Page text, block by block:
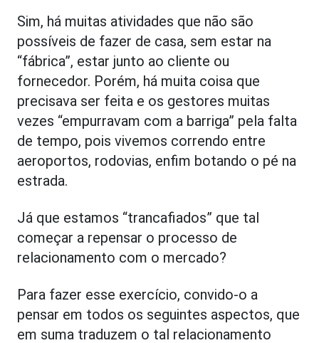
Sim, há muitas atividades que não são
possíveis de fazer de casa, sem estar na
“fábrica”, estar junto ao cliente ou
fornecedor. Porém, há muita coisa que
precisava ser feita e os gestores muitas
vezes “empurravam com a barriga” pela falta
de tempo, pois vivemos correndo entre
aeroportos, rodovias, enfim botando o pé na
estrada.
Já que estamos “trancafiados” que tal
começar a repensar o processo de
relacionamento com o mercado?
Para fazer esse exercício, convido-o a
pensar em todos os seguintes aspectos, que
em suma traduzem o tal relacionamento